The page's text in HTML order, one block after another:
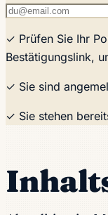
✓ Prüfen Sie Ihr
Bestätigungslink,
✓ Sie sind
✓ Sie stehen